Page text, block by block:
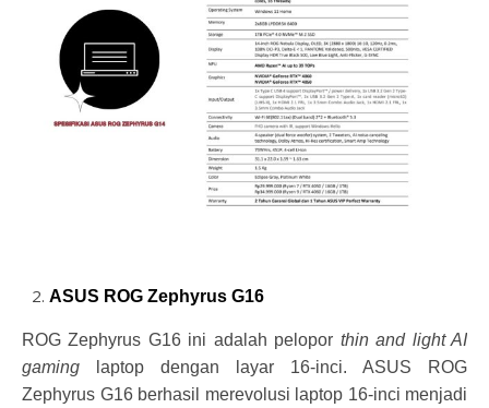
ASUS ROG Zephyrus G16
ROG Zephyrus G16 ini adalah pelopor thin and light AI
gaming laptop dengan layar 16-inci. ASUS ROG
Zephyrus G16 berhasil merevolusi laptop 16-inci menjadi